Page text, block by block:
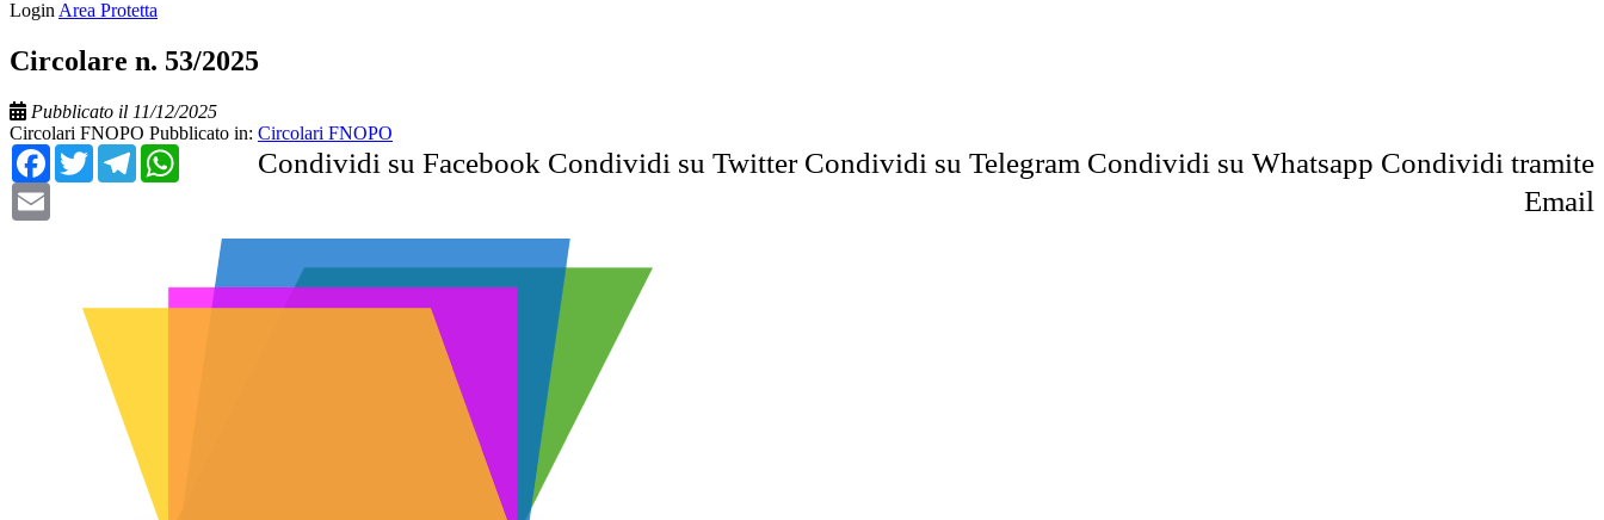
Login Area Protetta
Circolare n. 53/2025
Pubblicato il 11/12/2025
Circolari FNOPO Pubblicato in: Circolari FNOPO
Condividi su Facebook
Facebook Condividi su Twitter
Twitter Condividi su Telegram
Telegram Condividi su Whatsapp
WhatsApp
Condividi tramite
Email
Email